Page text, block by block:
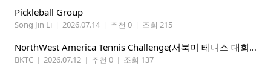
Pickleball Group
Song Jin Li | 2026.07.14 | 추천 0 | 조회 215
NorthWest America Tennis Challenge(서북미 테니스 대회) 마감임박!!!!!
BKTC | 2026.07.12 | 추천 0 | 조회 137